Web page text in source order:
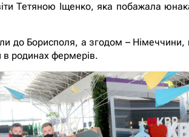
Тетяною Іщенко, яка побажала
до Борисполя, а згодом –
в родинах фермерів.